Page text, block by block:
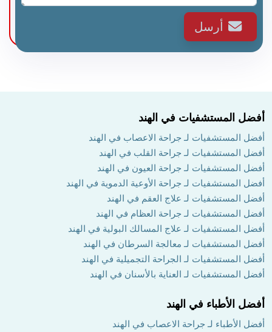
أرسل
أفضل المستشفيات في الهند
أفضل المستشفيات لـ جراحة الاعصاب في الهند
أفضل المستشفيات لـ جراحة القلب في الهند
أفضل المستشفيات لـ جراحة العيون في الهند
أفضل المستشفيات لـ جراحة الأوعية الدموية في الهند
أفضل المستشفيات لـ علاج العقم في الهند
أفضل المستشفيات لـ جراحة العظام في الهند
أفضل المستشفيات لـ علاج المسالك البولية في الهند
أفضل المستشفيات لـ معالجة السرطان في الهند
أفضل المستشفيات لـ الجراحة التجميلية في الهند
أفضل المستشفيات لـ العناية بالأسنان في الهند
أفضل الأطباء في الهند
أفضل الأطباء لـ جراحة الاعصاب في الهند